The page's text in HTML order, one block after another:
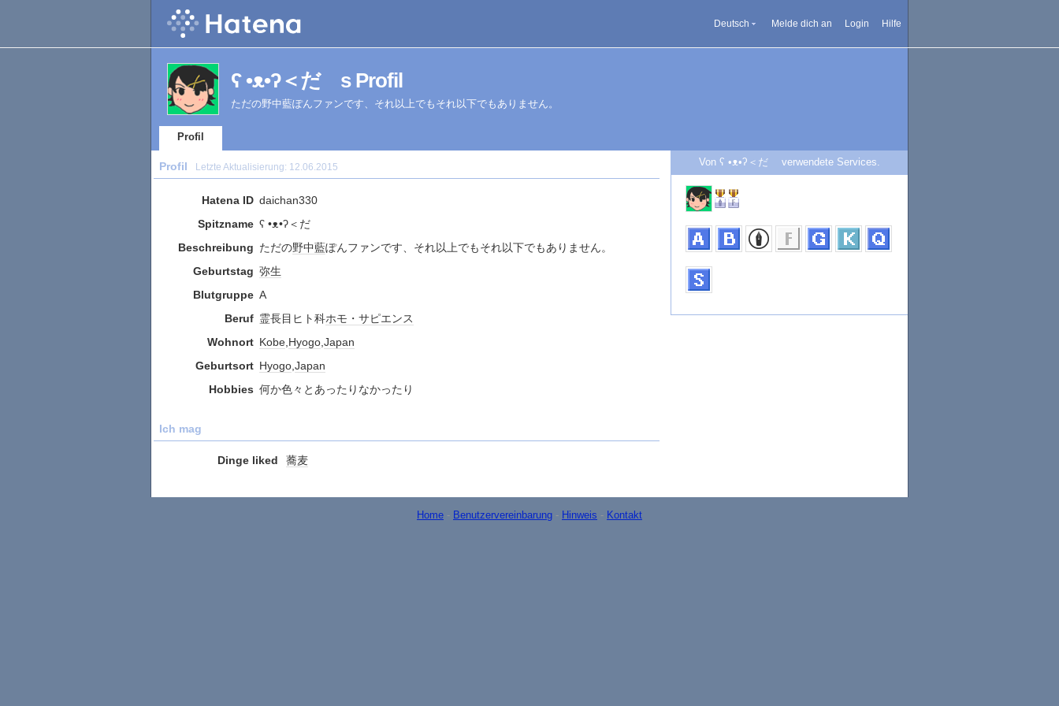
Deutsch Melde dich an Login Hilfe
ʕ •ᴥ•ʔ＜だ s Profil
ただの野中藍ぽんファンです、それ以上でもそれ以下でもありません。
Profil
Profil Letzte Aktualisierung: 12.06.2015
Hatena ID daichan330
Spitzname ʕ •ᴥ•ʔ＜だ
Beschreibung ただの野中藍ぽんファンです、それ以上でもそれ以下でもありません。
Geburtstag 弥生
Blutgruppe A
Beruf 霊長目ヒト科ホモ・サピエンス
Wohnort Kobe,Hyogo,Japan
Geburtsort Hyogo,Japan
Hobbies 何か色々とあったりなかったり
Ich mag
Dinge liked 蕎麦
Von ʕ •ᴥ•ʔ＜だ verwendete Services.
Home - Benutzervereinbarung - Hinweis - Kontakt